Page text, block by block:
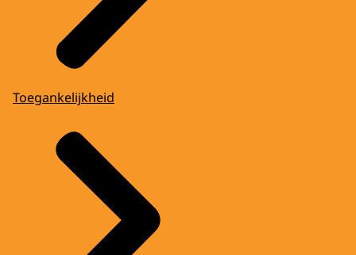
Toegankelijkheid